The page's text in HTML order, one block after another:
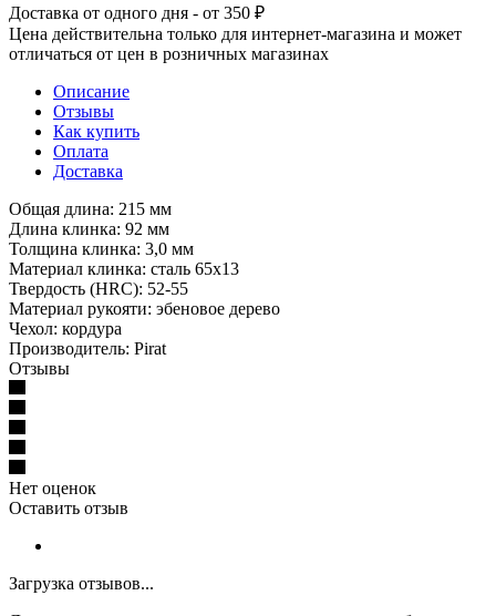
Доставка от одного дня - от 350 ₽
Цена действительна только для интернет-магазина и может
отличаться от цен в розничных магазинах
Описание
Отзывы
Как купить
Оплата
Доставка
Общая длина: 215 мм
Длина клинка: 92 мм
Толщина клинка: 3,0 мм
Материал клинка: сталь 65х13
Твердость (HRC): 52-55
Материал рукояти: эбеновое дерево
Чехол: кордура
Производитель: Pirat
Отзывы
Нет оценок
Оставить отзыв
Загрузка отзывов...